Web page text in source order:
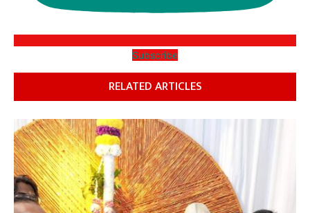
Subscribe
RELATED ARTICLES